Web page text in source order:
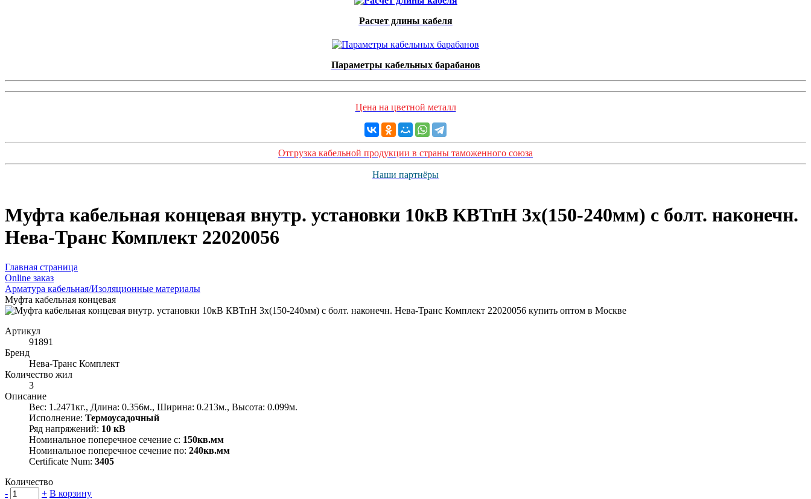
Расчет длины кабеля
Параметры кабельных барабанов
Цена на цветной металл
Отгрузка кабельной продукции в страны таможенного союза
Наши партнёры
Муфта кабельная концевая внутр. установки 10кВ КВТпН 3х(150-240мм) с болт. наконечн.
Нева-Транс Комплект 22020056
Главная страница
Оnline заказ
Арматура кабельная/Изоляционные материалы
Муфта кабельная концевая
Артикул
91891
Бренд
Нева-Транс Комплект
Количество жил
3
Описание
Вес: 1.2471кг., Длина: 0.356м., Ширина: 0.213м., Высота: 0.099м.
Исполнение: Термоусадочный
Ряд напряжений: 10 кВ
Номинальное поперечное сечение с: 150кв.мм
Номинальное поперечное сечение по: 240кв.мм
Certificate Num: 3405
Количество
-
+ В корзину